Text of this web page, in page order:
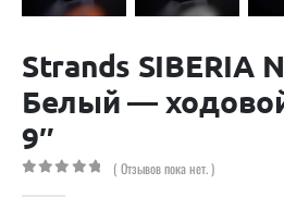
Strands SIBERIA
Белый —
9″
( Отзывов пока нет. )